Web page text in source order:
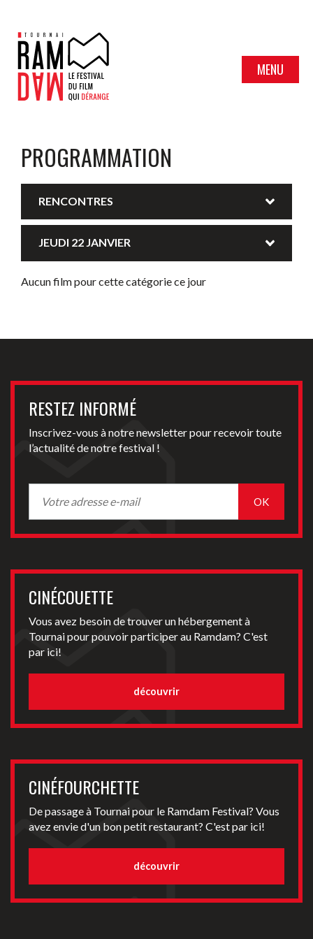
MENU
PROGRAMMATION
RENCONTRES
JEUDI 22 JANVIER
Aucun film pour cette catégorie ce jour
RESTEZ INFORMÉ
Inscrivez-vous à notre newsletter pour recevoir toute
l’actualité de notre festival !
CINÉCOUETTE
Vous avez besoin de trouver un hébergement à
Tournai pour pouvoir participer au Ramdam? C'est
par ici!
découvrir
CINÉFOURCHETTE
De passage à Tournai pour le Ramdam Festival? Vous
avez envie d'un bon petit restaurant? C'est par ici!
découvrir